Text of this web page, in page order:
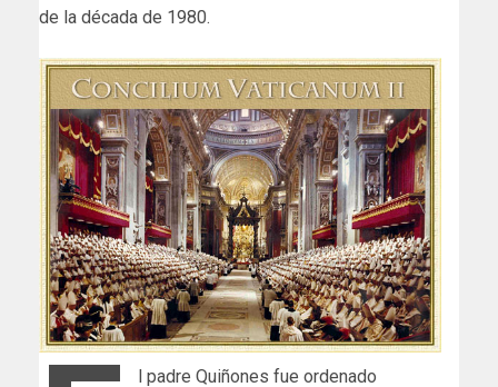
de la década de 1980.
l padre Quiñones fue ordenado